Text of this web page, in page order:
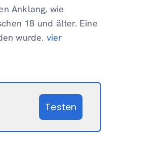
Anklang, wie
18 und älter. Eine
wurde. vier
Testen